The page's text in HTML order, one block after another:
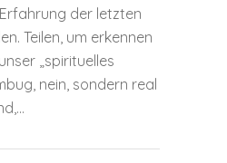
der letzten
Teilen, um erkennen
„spirituelles
nein, sondern real